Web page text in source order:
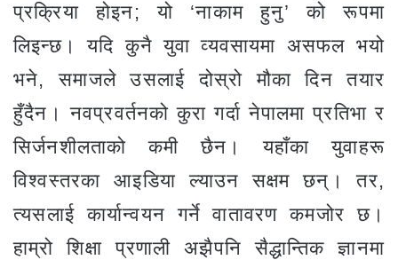
प्रक्रिया होइन; यो ‘नाकाम हुनु’ को रूपमा
लिइन्छ। यदि कुनै युवा व्यवसायमा असफल भयो
भने, समाजले उसलाई दोस्रो मौका दिन तयार
हुँदैन। नवप्रवर्तनको कुरा गर्दा नेपालमा प्रतिभा र
सिर्जनशीलताको कमी छैन। यहाँका युवाहरू
विश्वस्तरका आइडिया ल्याउन सक्षम छन्। तर,
त्यसलाई कार्यान्वयन गर्ने वातावरण कमजोर छ।
हाम्रो शिक्षा प्रणाली अझैपनि सैद्धान्तिक ज्ञानमा